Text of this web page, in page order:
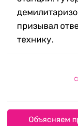
призывал
технику.
Объясняем